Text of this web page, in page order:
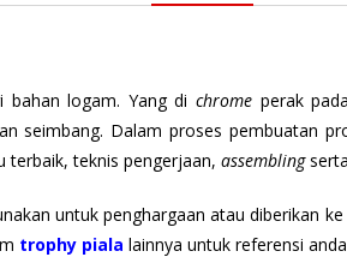
bahan logam. Yang dichrome perak
seimbang. Dalam proses pembuatan
terbaik, teknis pengerjaan, assembling
untuk penghargaan atau diberikan
trophy piala lainnya untuk referensi